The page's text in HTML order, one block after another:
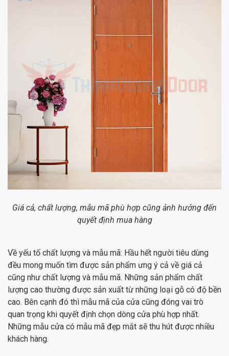
Giá cả, chất lượng, mẫu mã phù hợp cũng ảnh hưởng đến
quyết định mua hàng
Về yếu tố chất lượng và mẫu mã: Hầu hết người tiêu dùng
đều mong muốn tìm được sản phẩm ưng ý cả về giá cả
cũng như chất lượng và mẫu mã. Những sản phẩm chất
lượng cao thường được sản xuất từ những loại gỗ có độ bền
cao. Bên cạnh đó thì mẫu mã của cửa cũng đóng vai trò
quan trọng khi quyết định chọn dòng cửa phù hợp nhất.
Những mẫu cửa có mẫu mã đẹp mắt sẽ thu hút được nhiều
khách hàng.